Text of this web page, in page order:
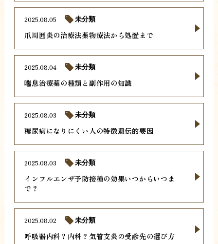
爪周囲炎の治療法薬物療法から処置まで
2025.08.05 未分類
喘息治療薬の種類と副作用の知識
2025.08.04 未分類
糖尿病になりにくい人の特徴遺伝的要因
2025.08.03 未分類
インフルエンザ予防接種の効果いつからいつま
で？
2025.08.03 未分類
呼吸器内科？内科？気管支炎の受診先の選び方
2025.08.02 未分類